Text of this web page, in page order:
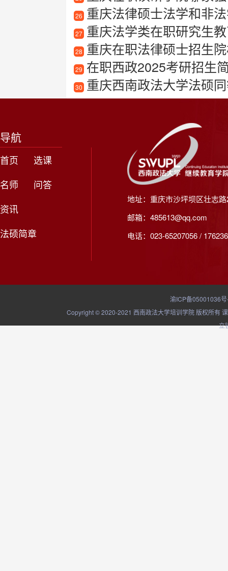
26 重庆法律硕士法学和非
27 重庆法学类在职研究生
28 重庆在职法律硕士招生
29 在职西政2025考研招生
30 重庆西南政法大学法硕
导航
首页
选课
名师
问答
资讯
法硕简章
地址：重庆市沙坪坝区壮志
邮箱：485613@qq.com
电话：023-65207056 /
渝ICP备05001036
Copyright © 2020-2021 西南政法大学培训学院 版权所有
立